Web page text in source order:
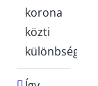
korona
közti
különbségek